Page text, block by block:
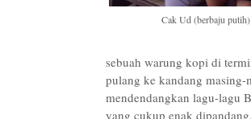
Cak Ud (berbaju
sebuah warung kopi di
pulang ke kandang
mendendangkan lagu-lagu
yang cukup enak